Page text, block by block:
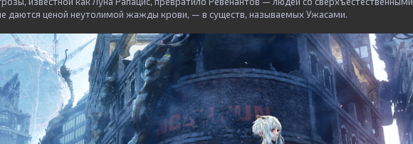
даются ценой неутолимой жажды крови, — в существ, называемых Ужасами.